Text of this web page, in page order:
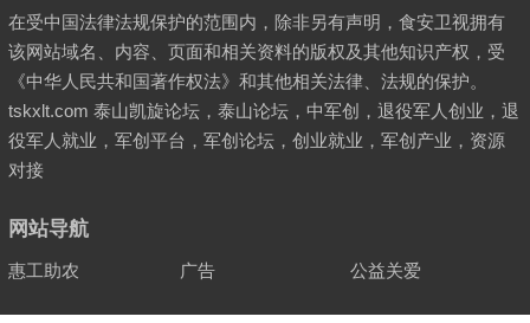
在受中国法律法规保护的范围内，除非另有声明，食安卫视拥有
该网站域名、内容、页面和相关资料的版权及其他知识产权，受
《中华人民共和国著作权法》和其他相关法律、法规的保护。
tskxlt.com 泰山凯旋论坛，泰山论坛，中军创，退役军人创业，退
役军人就业，军创平台，军创论坛，创业就业，军创产业，资源
对接
网站导航
惠工助农 广告 公益关爱